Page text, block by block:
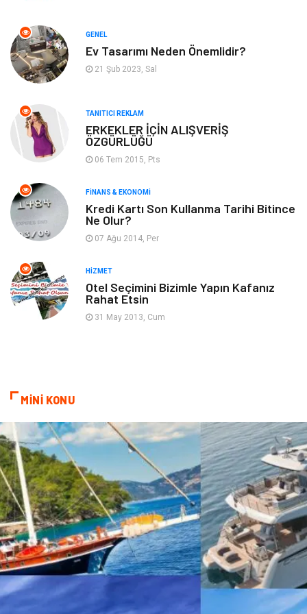
Gayrimenkul
Anne & Çocuk Müzik
Tatil Genel Kültür
Emlak
Ev İşleri
Gençlik & Eğlence
Sigorta
Mobilya
GENEL
Ev Tasarımı Neden Önemlidir?
21 Şub 2023, Sal
TANITICI REKLAM
ERKEKLER İÇİN ALIŞVERİŞ
ÖZGÜRLÜĞÜ
06 Tem 2015, Pts
FINANS & EKONOMI
Kredi Kartı Son Kullanma Tarihi Bitince
Ne Olur?
07 Ağu 2014, Per
HIZMET
Otel Seçimini Bizimle Yapın Kafanız
Rahat Etsin
31 May 2013, Cum
MİNİ KONU